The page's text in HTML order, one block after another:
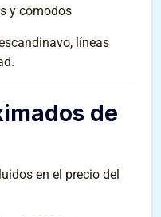
y cómodos
líneas
de
en el precio del